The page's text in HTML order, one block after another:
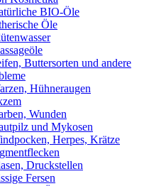
BIO-Öle
Öle
Buttersorten und andere
Hühneraugen
Wunden
und Mykosen
Herpes, Krätze
Druckstellen
Fersen